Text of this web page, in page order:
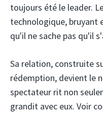
toujours été le leader.
technologique,
qu'il ne sache pas qu'il
Sa relation, construite
rédemption, devient le
spectateur rit non
grandit avec eux. Voir